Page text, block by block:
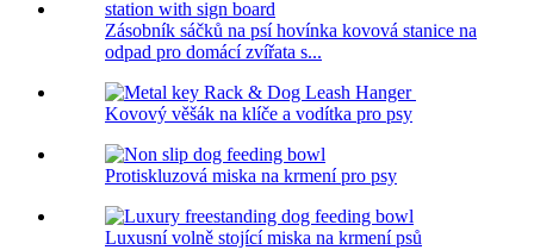
Zásobník sáčků na psí hovínka kovová stanice na
odpad pro domácí zvířata s...
Kovový věšák na klíče a vodítka pro psy
Protiskluzová miska na krmení pro psy
Luxusní volně stojící miska na krmení psů